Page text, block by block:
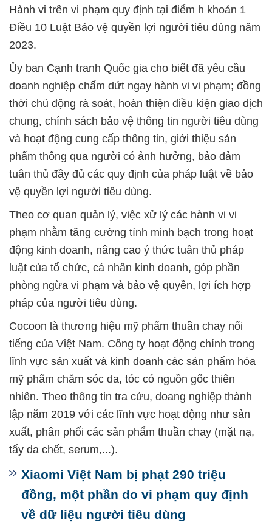
Hành vi trên vi phạm quy định tại điểm h khoản 1
Điều 10 Luật Bảo vệ quyền lợi người tiêu dùng năm
2023.
Ủy ban Cạnh tranh Quốc gia cho biết đã yêu cầu
doanh nghiệp chấm dứt ngay hành vi vi phạm; đồng
thời chủ động rà soát, hoàn thiện điều kiện giao dịch
chung, chính sách bảo vệ thông tin người tiêu dùng
và hoạt động cung cấp thông tin, giới thiệu sản
phẩm thông qua người có ảnh hưởng, bảo đảm
tuân thủ đầy đủ các quy định của pháp luật về bảo
vệ quyền lợi người tiêu dùng.
Theo cơ quan quản lý, việc xử lý các hành vi vi
phạm nhằm tăng cường tính minh bạch trong hoạt
động kinh doanh, nâng cao ý thức tuân thủ pháp
luật của tổ chức, cá nhân kinh doanh, góp phần
phòng ngừa vi phạm và bảo vệ quyền, lợi ích hợp
pháp của người tiêu dùng.
Cocoon là thương hiệu mỹ phẩm thuần chay nổi
tiếng của Việt Nam. Công ty hoạt động chính trong
lĩnh vực sản xuất và kinh doanh các sản phẩm hóa
mỹ phẩm chăm sóc da, tóc có nguồn gốc thiên
nhiên. Theo thông tin tra cứu, doang nghiệp thành
lập năm 2019 với các lĩnh vực hoạt động như sản
xuất, phân phối các sản phẩm thuần chay (mặt nạ,
tẩy da chết, serum,...).
Xiaomi Việt Nam bị phạt 290 triệu
đồng, một phần do vi phạm quy định
về dữ liệu người tiêu dùng